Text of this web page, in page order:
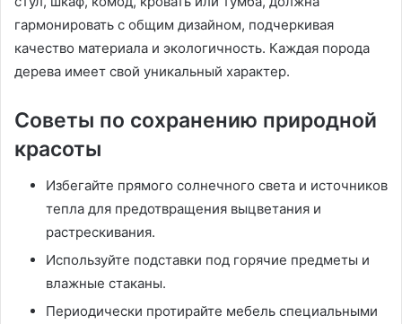
гармонировать с общим дизайном, подчеркивая
качество материала и экологичность. Каждая порода
дерева имеет свой уникальный характер.
Советы по сохранению природной
красоты
Избегайте прямого солнечного света и источников
тепла для предотвращения выцветания и
растрескивания.
Используйте подставки под горячие предметы и
влажные стаканы.
Периодически протирайте мебель специальными